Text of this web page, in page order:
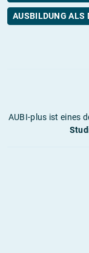
AUSBILDUNG ALS
AUBI-plus ist eines